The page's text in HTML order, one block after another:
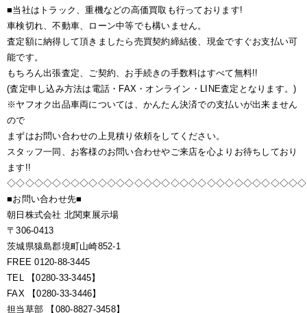
■当社はトラック、重機などの高価買取も行っております!
車検切れ、不動車、ローン中等でも構いません。
査定額に納得して頂きましたら売買契約締結後、現金ですぐお支払い可
能です。
もちろん出張査定、ご契約、お手続きの手数料はすべて無料!!
(査定申し込み方法は電話・FAX・オンライン・LINE査定となります。)
※ヤフオク出品車両については、かんたん決済での支払いが出来ません
ので
まずはお問い合わせの上見積り依頼をしてください。
スタッフ一同、お客様のお問い合わせやご来店を心よりお待ちしており
ます!!
■お問い合わせ先■
朝日株式会社 北関東展示場
〒306-0413
茨城県猿島郡境町山崎852-1
FREE 0120-88-3445
TEL 【0280-33-3445】
FAX 【0280-33-3446】
担当草部 【080-8827-3458】